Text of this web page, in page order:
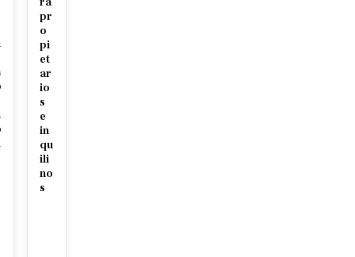
pr
o
pi
et
ar
io
s
e
in
qu
ili
no
s